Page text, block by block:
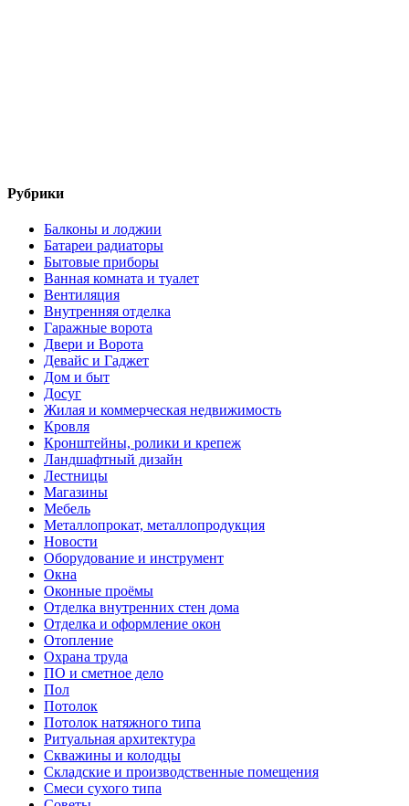
Рубрики
Балконы и лоджии
Батареи радиаторы‎
Бытовые приборы
Ванная комната и туалет
Вентиляция
Внутренняя отделка
Гаражные ворота
Двери и Ворота
Девайс и Гаджет
Дом и быт
Досуг
Жилая и коммерческая недвижимость
Кровля
Кронштейны, ролики и крепеж
Ландшафтный дизайн
Лестницы
Магазины
Мебель
Металлопрокат, металлопродукция
Новости
Оборудование и инструмент
Окна
Оконные проёмы
Отделка внутренних стен дома
Отделка и оформление окон
Отопление
Охрана труда
ПО и сметное дело
Пол
Потолок
Потолок натяжного типа
Ритуальная архитектура
Скважины и колодцы
Складские и производственные помещения
Смеси сухого типа